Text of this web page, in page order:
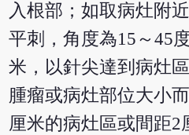
入根部；如取病灶附
平刺，角度為15～45
米，以針尖達到病灶
腫瘤或病灶部位大小
厘米的病灶區或間距2